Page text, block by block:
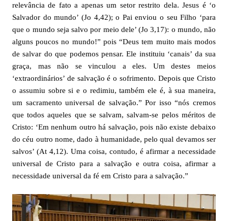
relevância de fato a apenas um setor restrito dela. Jesus é ‘o
Salvador do mundo’ (Jo 4,42); o Pai enviou o seu Filho ‘para
que o mundo seja salvo por meio dele’ (Jo 3,17): o mundo, não
alguns poucos no mundo!” pois “Deus tem muito mais modos
de salvar do que podemos pensar. Ele instituiu ‘canais’ da sua
graça, mas não se vinculou a eles. Um destes meios
‘extraordinários’ de salvação é o sofrimento. Depois que Cristo
o assumiu sobre si e o redimiu, também ele é, à sua maneira,
um sacramento universal de salvação.” Por isso “nós cremos
que todos aqueles que se salvam, salvam-se pelos méritos de
Cristo: ‘Em nenhum outro há salvação, pois não existe debaixo
do céu outro nome, dado à humanidade, pelo qual devamos ser
salvos’ (At 4,12). Uma coisa, contudo, é afirmar a necessidade
universal de Cristo para a salvação e outra coisa, afirmar a
necessidade universal da fé em Cristo para a salvação.”